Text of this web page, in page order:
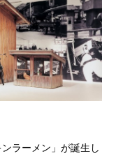
ラーメン」が誕生し